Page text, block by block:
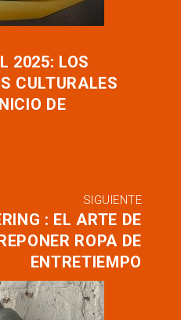
2025: LOS
CULTURALES
DE
SIGUIENTE
: EL ARTE DE
ROPA DE
ENTRETIEMPO